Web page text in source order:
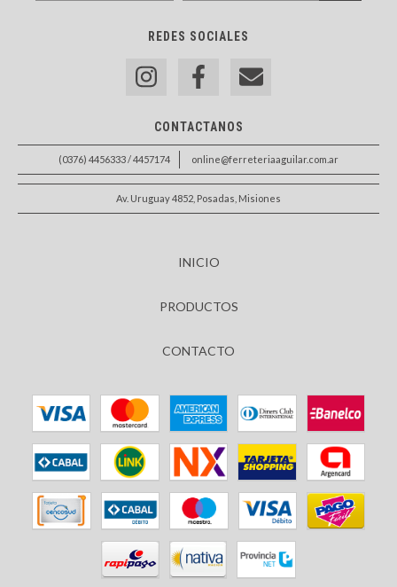
REDES SOCIALES
CONTACTANOS
(0376) 4456333 / 4457174 online@ferreteriaaguilar.com.ar
Av. Uruguay 4852, Posadas, Misiones
INICIO
PRODUCTOS
CONTACTO